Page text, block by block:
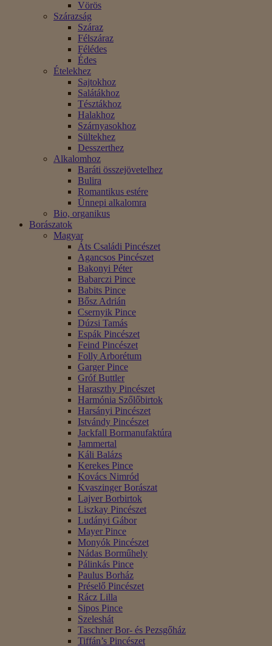
Vörös
Szárazság
Száraz
Félszáraz
Félédes
Édes
Ételekhez
Sajtokhoz
Salátákhoz
Tésztákhoz
Halakhoz
Szárnyasokhoz
Sültekhez
Desszerthez
Alkalomhoz
Baráti összejövetelhez
Bulira
Romantikus estére
Ünnepi alkalomra
Bio, organikus
Borászatok
Magyar
Áts Családi Pincészet
Agancsos Pincészet
Bakonyi Péter
Babarczi Pince
Babits Pince
Bősz Adrián
Csernyik Pince
Dúzsi Tamás
Espák Pincészet
Feind Pincészet
Folly Arborétum
Garger Pince
Gróf Buttler
Haraszthy Pincészet
Harmónia Szőlőbirtok
Harsányi Pincészet
Istvándy Pincészet
Jackfall Bormanufaktúra
Jammertal
Káli Balázs
Kerekes Pince
Kovács Nimród
Kvaszinger Borászat
Lajver Borbirtok
Liszkay Pincészet
Ludányi Gábor
Mayer Pince
Monyók Pincészet
Nádas Borműhely
Pálinkás Pince
Paulus Borház
Préselő Pincészet
Rácz Lilla
Sipos Pince
Szeleshát
Taschner Bor- és Pezsgőház
Tiffán’s Pincészet